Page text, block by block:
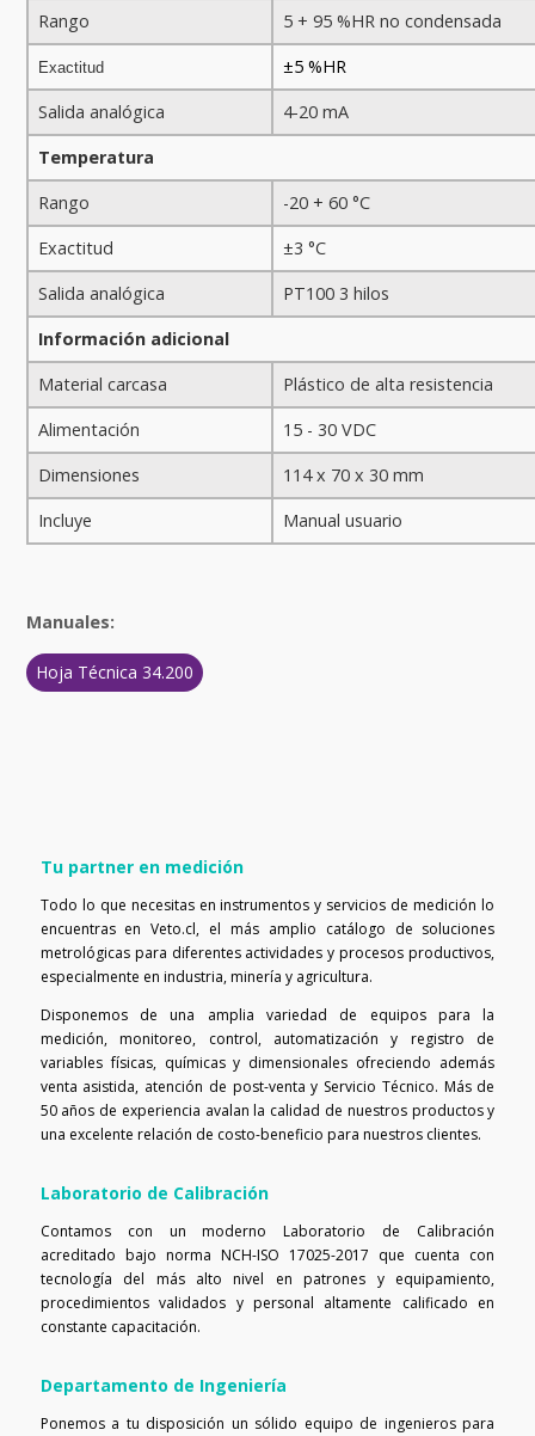
Rango 5 + 95 %HR no condensada
Exactitud
±5 %HR
Salida analógica
4-20 mA
Temperatura
Rango
-20 + 60 °C
Exactitud
±3°C
Salida analógica
PT100 3 hilos
Información adicional
Material carcasa
Plástico de alta resistencia
Alimentación
15 - 30 VDC
Dimensiones
114 x 70 x 30 mm
Incluye
Manual usuario
Manuales:
Hoja Técnica 34.200
Tu partner en medición
Todo lo que necesitas en instrumentos y servicios de medición lo
encuentras en Veto.cl, el más amplio catálogo de soluciones
metrológicas para diferentes actividades y procesos productivos,
especialmente en industria, minería y agricultura.
Disponemos de una amplia variedad de equipos para la
medición, monitoreo, control, automatización y registro de
variables físicas, químicas y dimensionales ofreciendo además
venta asistida, atención de post-venta y Servicio Técnico. Más de
50 años de experiencia avalan la calidad de nuestros productos y
una excelente relación de costo-beneficio para nuestros clientes.
Laboratorio de Calibración
Contamos con un moderno Laboratorio de Calibración
acreditado bajo norma NCH-ISO 17025-2017 que cuenta con
tecnología del más alto nivel en patrones y equipamiento,
procedimientos validados y personal altamente calificado en
constante capacitación.
Departamento de Ingeniería
Ponemos a tu disposición un sólido equipo de ingenieros para